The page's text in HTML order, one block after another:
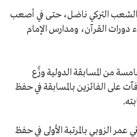
الشعب التركي ناضل، حتى في أصعب
القرآن، ومدارس الإمام
من المسابقة الدولية وزَّع
على الفائزين بالمسابقة في حفظ
عمر الزوبي بالمرتبة الأولى في حفظ